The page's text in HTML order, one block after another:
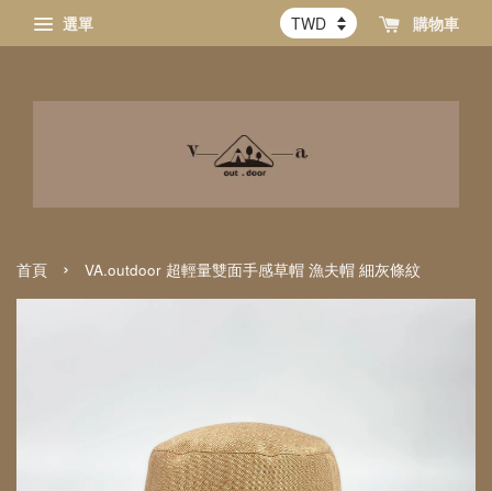
選單 購物車
首頁 › VA.outdoor 超輕量雙面手感草帽 漁夫帽 細灰條紋